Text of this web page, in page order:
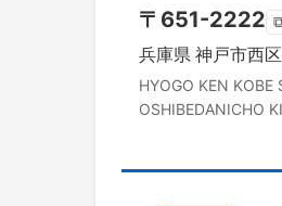
〒 651-2222
兵庫県 神戸市西区
HYOGO KEN KOBE
OSHIBEDANICHO